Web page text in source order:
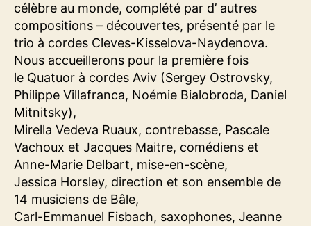
célèbre au monde, complété par d’ autres
compositions – découvertes, présenté par le
trio à cordes Cleves-Kisselova-Naydenova.
Nous accueillerons pour la première fois
le Quatuor à cordes Aviv (Sergey Ostrovsky,
Philippe Villafranca, Noémie Bialobroda, Daniel
Mitnitsky),
Mirella Vedeva Ruaux, contrebasse, Pascale
Vachoux et Jacques Maitre, comédiens et
Anne-Marie Delbart, mise-en-scène,
Jessica Horsley, direction et son ensemble de
14 musiciens de Bâle,
Carl-Emmanuel Fisbach, saxophones, Jeanne